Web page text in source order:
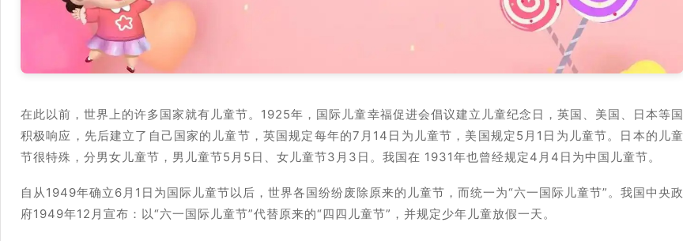
在此以前，世界上的许多国家就有儿童节。1925年，国际儿童幸福促进会倡议建立儿童纪念日，英国、美国、日本等国
积极响应，先后建立了自己国家的儿童节，英国规定每年的7月14日为儿童节，美国规定5月1日为儿童节。日本的儿童
节很特殊，分男女儿童节，男儿童节5月5日、女儿童节3月3日。我国在 1931年也曾经规定4月4日为中国儿童节。
自从1949年确立6月1日为国际儿童节以后，世界各国纷纷废除原来的儿童节，而统一为“六一国际儿童节”。我国中央政
府1949年12月宣布：以“六一国际儿童节”代替原来的“四四儿童节”，并规定少年儿童放假一天。